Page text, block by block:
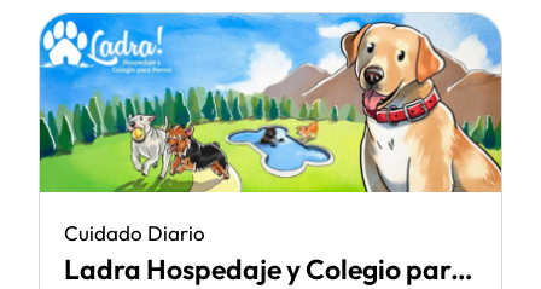
Cuidado Diario
Ladra Hospedaje y Colegio para perros